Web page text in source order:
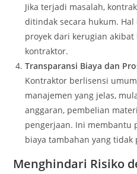
Jika terjadi masalah,
ditindak secara hukum.
proyek dari kerugian
kontraktor.
Transparansi Biaya dan
Kontraktor berlisensi
manajemen yang jelas,
anggaran, pembelian
pengerjaan. Ini membantu
biaya tambahan yang tidak
Menghindari Risiko